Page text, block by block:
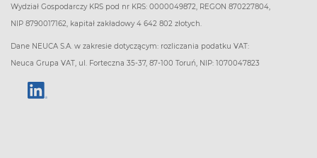
Wydział Gospodarczy KRS pod nr KRS: 0000049872, REGON 870227804,
NIP 8790017162, kapitał zakładowy 4 642 802 złotych.
Dane NEUCA S.A. w zakresie dotyczącym: rozliczania podatku VAT:
Neuca Grupa VAT, ul. Forteczna 35-37, 87-100 Toruń, NIP: 1070047823